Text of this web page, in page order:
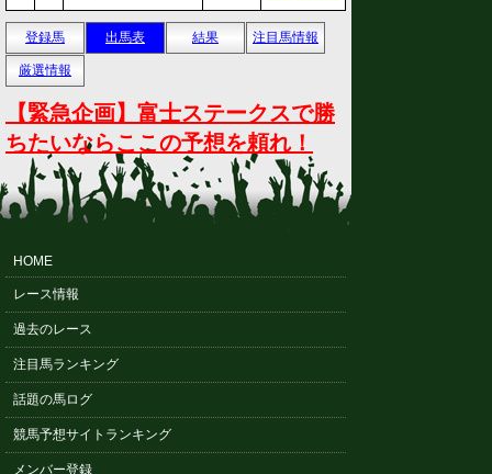
登録馬 出馬表 結果 注目馬情報
厳選情報
【緊急企画】富士ステークスで勝
ちたいならここの予想を頼れ！
HOME
レース情報
過去のレース
注目馬ランキング
話題の馬ログ
競馬予想サイトランキング
メンバー登録